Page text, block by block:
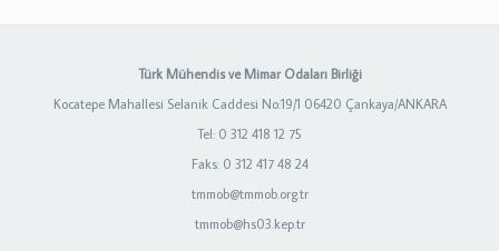
Türk Mühendis ve Mimar Odaları Birliği
Kocatepe Mahallesi Selanik Caddesi No:19/1 06420 Çankaya/ANKARA
Tel: 0 312 418 12 75
Faks: 0 312 417 48 24
tmmob@tmmob.org.tr
tmmob@hs03.kep.tr